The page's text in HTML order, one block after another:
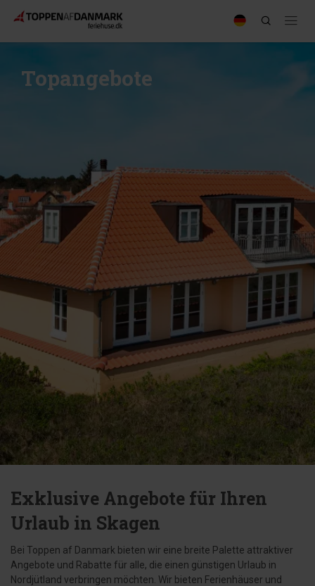
Topangebote
Exklusive Angebote für Ihren
Urlaub in Skagen
Bei Toppen af Danmark bieten wir eine breite Palette attraktiver
Angebote und Rabatte für alle, die einen günstigen Urlaub in
Nordjütland verbringen möchten. Wir bieten Ferienhäuser und